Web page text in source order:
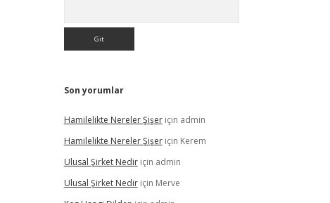
Son yorumlar
Hamilelikte Nereler Şişeriçin admin
Hamilelikte Nereler Şişeriçin Kerem
Ulusal Şirket Nediriçin admin
Ulusal Şirket Nediriçin Merve